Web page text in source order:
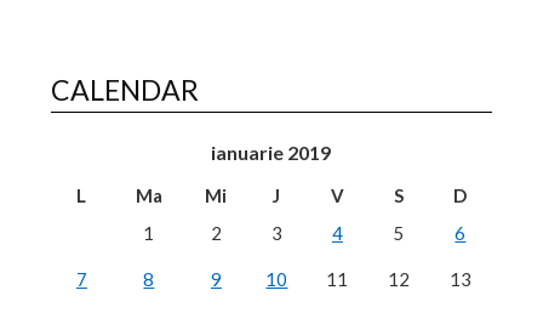
CALENDAR
ianuarie 2019
L Ma Mi J V S
D
1
2 3 4 5 6
7 8 9 10 11 12 13